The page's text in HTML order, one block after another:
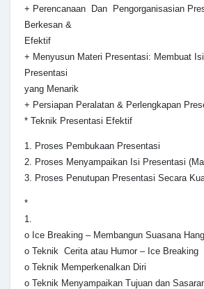
+ Perencanaan Dan Pengorganisasian
Berkesan &
Efektif
+ Menyusun Materi Presentasi: Membuat
Presentasi
yang Menarik
+ Persiapan Peralatan & Perlengkapan
* Teknik Presentasi Efektif
1. Proses Pembukaan Presentasi
2. Proses Menyampaikan Isi Presentasi
3. Proses Penutupan Presentasi Secara
*
1.
o Ice Breaking – Membangun Suasana
o Teknik Cerita atau Humor – Ice Breaking
o Teknik Memperkenalkan Diri
o Teknik Menyampaikan Tujuan dan